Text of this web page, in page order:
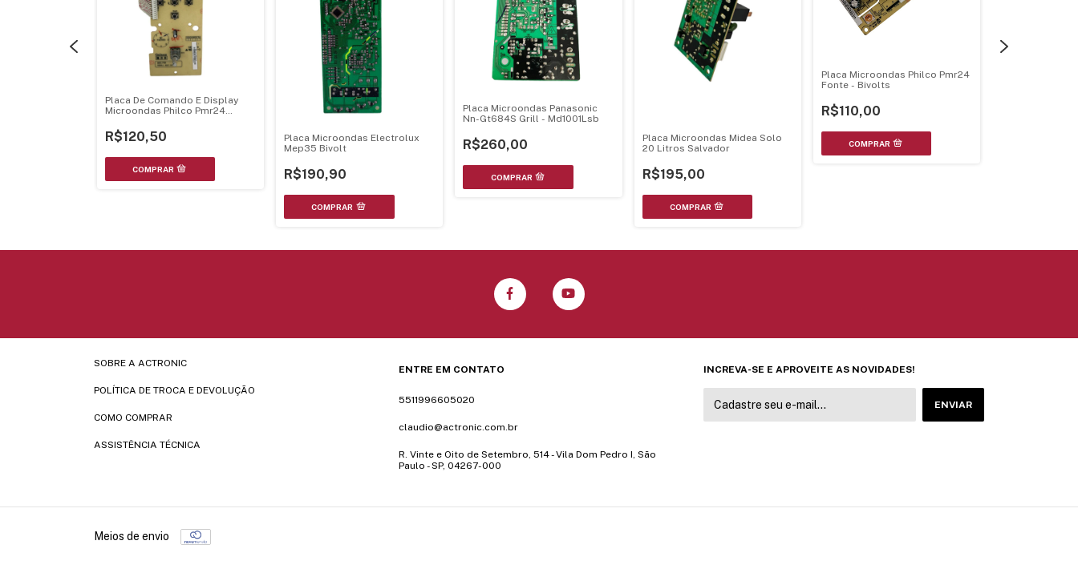
Placa De Comando E Display
Microondas Philco Pmr24
R$120,50
Placa Microondas Electrolux
Mep35 Bivolt
R$190,90
Placa Microondas Panasonic
Nn-Gt684S Grill - Md1001Lsb
R$260,00
Placa Microondas Midea Solo
20 Litros Salvador
R$195,00
Placa Microondas Philco Pmr24
Fonte - Bivolts
R$110,00
SOBRE A ACTRONIC
POLÍTICA DE TROCA E DEVOLUÇÃO
COMO COMPRAR
ASSISTÊNCIA TÉCNICA
ENTRE EM CONTATO
5511996605020
claudio@actronic.com.br
R. Vinte e Oito de Setembro, 514 - Vila Dom Pedro I, São
Paulo - SP, 04267-000
INCREVA-SE E APROVEITE AS NOVIDADES!
Meios de envio